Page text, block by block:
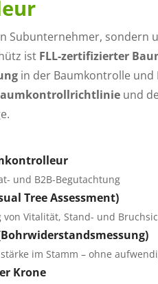
Subunternehmer, sondern
ist FLL-zertifizierter
in der Baumkontrolle und
und
und B2B-Begutachtung
Tree Assessment)
Vitalität, Stand- und
im Stamm – ohne
Krone